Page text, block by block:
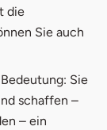
die
Sie auch
Sie
schaffen –
– ein